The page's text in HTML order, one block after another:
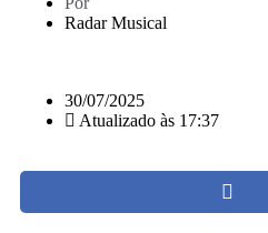
Radar Musical
30/07/2025
Atualizado às 17:37